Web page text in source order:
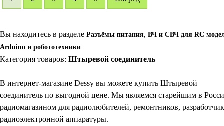
Вы находитесь в разделе Разъёмы питания, ВЧ и СВЧ для RC
Arduino и робототехники
Категория товаров: Штыревой соединитель
В интернет-магазине Dessy вы можете купить Штыревой
соединитель по выгодной цене. Мы являемся старейшим в
радиомагазином для радиолюбителей, ремонтников,
радиоэлектронной аппаратуры.